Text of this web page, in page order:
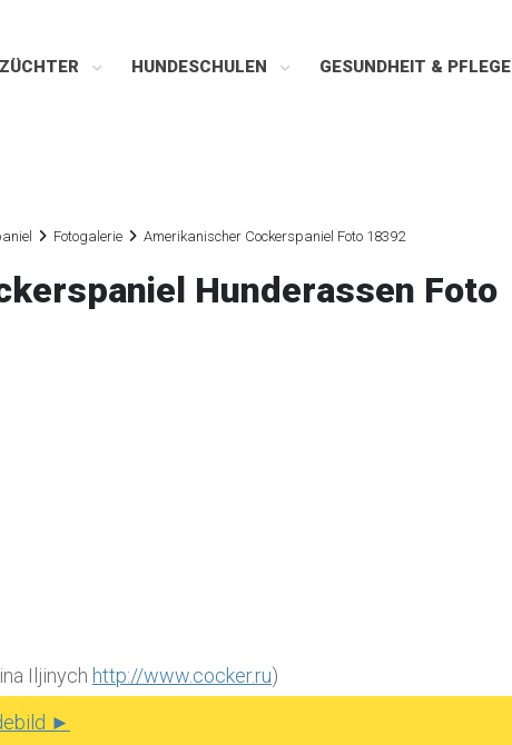
ZÜCHTER HUNDESCHULEN GESUNDHEIT & PFLEGE
Fotogalerie Amerikanischer Cockerspaniel Foto 18392
Hunderassen Foto
Iljinych http://www.cocker.ru)
►